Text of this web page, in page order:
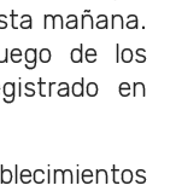
mañana.
de los
en